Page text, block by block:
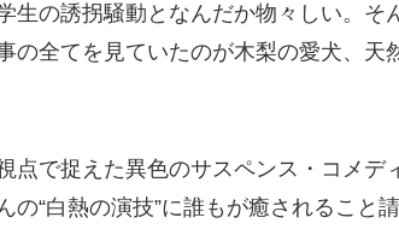
生の誘拐騒動となんだか物々しい。そ
の全てを見ていたのが木梨の愛犬、天
点で捉えた異色のサスペンス・コメデ
“白熱の演技”に誰もが癒されること請